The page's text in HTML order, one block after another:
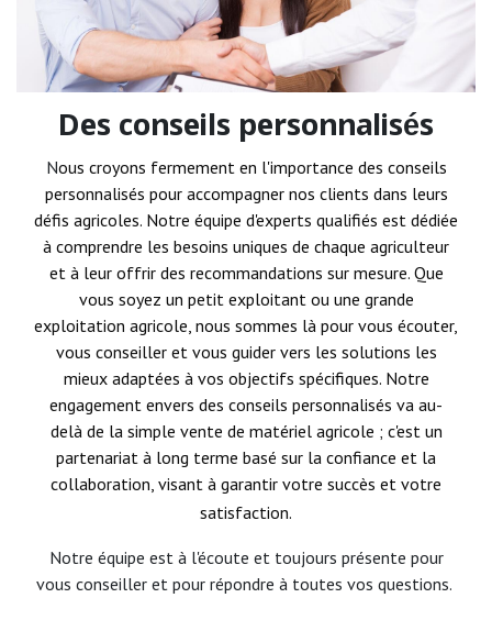
Des conseils personnalisés
Nous croyons fermement en l'importance des conseils
personnalisés pour accompagner nos clients dans leurs
défis agricoles. Notre équipe d'experts qualifiés est dédiée
à comprendre les besoins uniques de chaque agriculteur
et à leur offrir des recommandations sur mesure. Que
vous soyez un petit exploitant ou une grande
exploitation agricole, nous sommes là pour vous écouter,
vous conseiller et vous guider vers les solutions les
mieux adaptées à vos objectifs spécifiques. Notre
engagement envers des conseils personnalisés va au-
delà de la simple vente de matériel agricole ; c'est un
partenariat à long terme basé sur la confiance et la
collaboration, visant à garantir votre succès et votre
satisfaction.
Notre équipe est à l'écoute et toujours présente pour
vous conseiller et pour répondre à toutes vos questions.